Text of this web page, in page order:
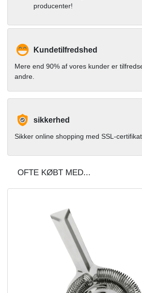
producenter!
Kundetilfredshed
Mere end 90% af vores kunder er
andre.
sikkerhed
Sikker online shopping med SSL-certifikat.
OFTE KØBT MED...